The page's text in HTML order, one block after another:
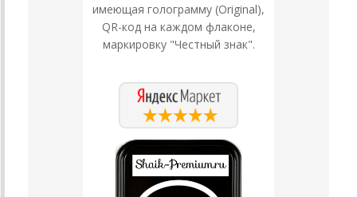
имеющая голограмму (Original),
QR-код на каждом флаконе,
маркировку "Честный знак".